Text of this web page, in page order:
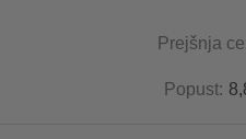
Prejšnja
Popust: